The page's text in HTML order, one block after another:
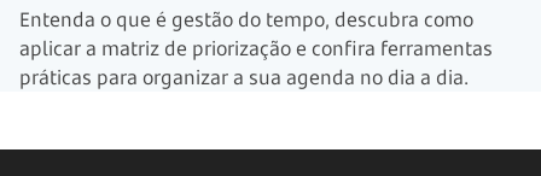
Entenda o que é gestão do tempo, descubra como
aplicar a matriz de priorização e confira ferramentas
práticas para organizar a sua agenda no dia a dia.